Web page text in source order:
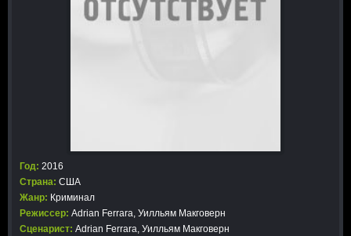
Год: 2016
Страна: США
Жанр: Криминал
Режиссер: Adrian Ferrara, Уилльям Макговерн
Сценарист: Adrian Ferrara, Уилльям Макговерн